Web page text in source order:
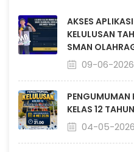
AKSES
KELULUSAN
SMAN
09-06-2026
PENGUMUMAN
KELAS 12
04-05-2026